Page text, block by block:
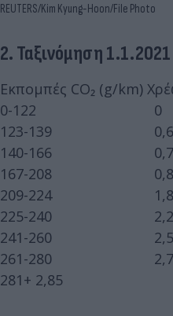
REUTERS/Kim Kyung-Hoon/File Photo
2. Ταξινόμηση
Εκπομπές CO₂ (g/km)
0-122 0
123-139
140-166
167-208
209-224
225-240
241-260
261-280
281+ 2,85